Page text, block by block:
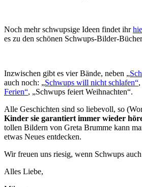
Noch mehr schwupsige Ideen findet ihr
es zu den schönen Schwups-Bilder-
Inzwischen gibt es vier Bände, neben „
auch noch: „Schwups will nicht schlafen“,
Ferien“, „Schwups feiert Weihnachten“.
Alle Geschichten sind so liebevoll, so
Kinder sie garantiert immer wieder
tollen Bildern von Greta Brumme kann
etwas Neues entdecken.
Wir freuen uns riesig, wenn Schwups
Alles Liebe,